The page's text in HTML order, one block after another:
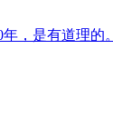
，是有道理的。